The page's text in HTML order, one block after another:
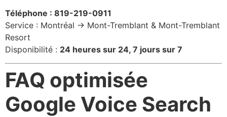
Téléphone : 819-219-0911
Service : Montréal → Mont-Tremblant & Mont-Tremblant
Resort
Disponibilité : 24 heures sur 24, 7 jours sur 7
FAQ optimisée
Google Voice Search